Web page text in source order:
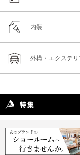
外構・エクステリ
内装